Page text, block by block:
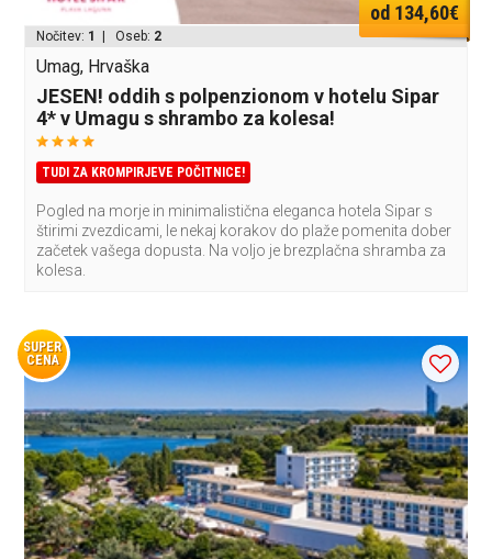
od 134,60€
Nočitev: 1 | Oseb: 2
Umag, Hrvaška
JESEN! oddih s polpenzionom v hotelu Sipar
4* v Umagu s shrambo za kolesa!
TUDI ZA KROMPIRJEVE POČITNICE!
Pogled na morje in minimalistična eleganca hotela Sipar s
štirimi zvezdicami, le nekaj korakov do plaže pomenita dober
začetek vašega dopusta. Na voljo je brezplačna shramba za
kolesa.
SUPER
CENA